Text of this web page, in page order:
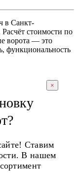
в Санкт-
стоимости по
ворота — это
функциональность
×
Ставим
В нашем